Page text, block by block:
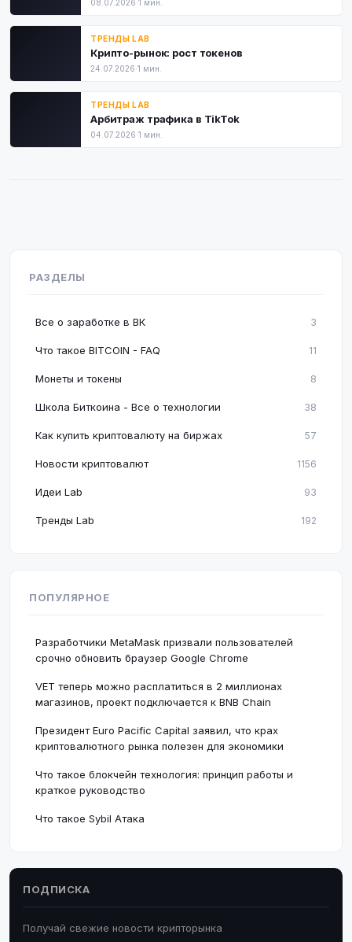
08.07.2026·1 мин.
ТРЕНДЫ LAB
Крипто-рынок: рост токенов
24.07.2026·1 мин.
ТРЕНДЫ LAB
Арбитраж трафика в TikTok
04.07.2026·1 мин.
РАЗДЕЛЫ
Все о заработке в ВК 3
Что такое BITCOIN - FAQ 11
Монеты и токены 8
Школа Биткоина - Все о технологии 38
Как купить криптовалюту на биржах 57
Новости криптовалют 1156
Идеи Lab 93
Тренды Lab 192
ПОПУЛЯРНОЕ
Разработчики MetaMask призвали пользователей
срочно обновить браузер Google Chrome
VET теперь можно расплатиться в 2 миллионах
магазинов, проект подключается к BNB Chain
Президент Euro Pacific Capital заявил, что крах
криптовалютного рынка полезен для экономики
Что такое блокчейн технология: принцип работы и
краткое руководство
Что такое Sybil Атака
ПОДПИСКА
Получай свежие новости крипторынка